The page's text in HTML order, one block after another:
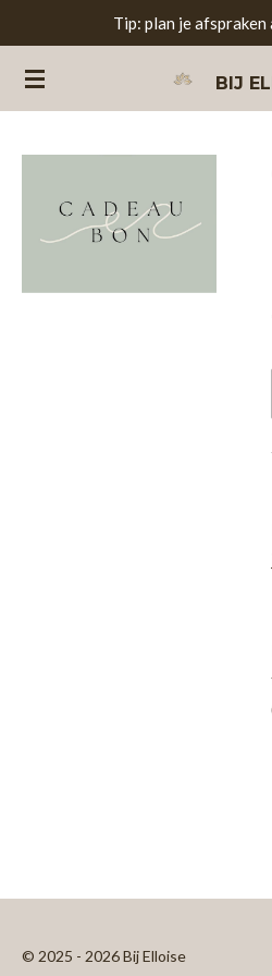
naar
de
BIJ
Tip: plan je
© 2025 - 2026 Bij Elloise